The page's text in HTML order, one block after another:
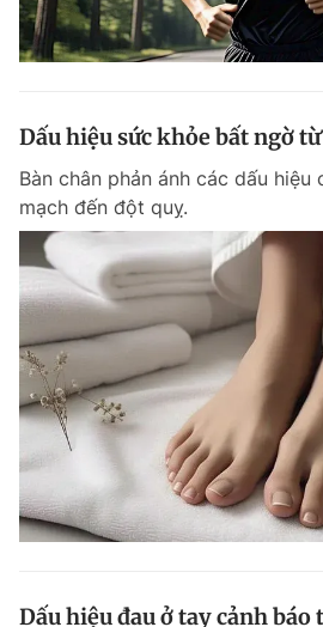
Dấu hiệu sức khỏe bất ngờ
Bàn chân phản ánh các dấu
mạch đến đột quỵ.
Dấu hiệu đau ở tay cảnh